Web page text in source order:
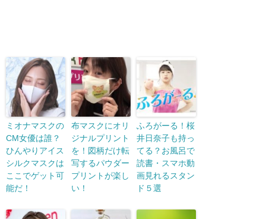
ミオナマスクの
CM女優は誰？
ひんやりアイス
シルクマスクは
ここでゲット可
能だ！
布マスクにオリ
ジナルプリント
を！図柄だけ転
写するパウダー
プリントが楽し
い！
ふろがーる！桜
井日奈子も持っ
てる？お風呂で
読書・スマホ動
画見れるスタン
ド５選